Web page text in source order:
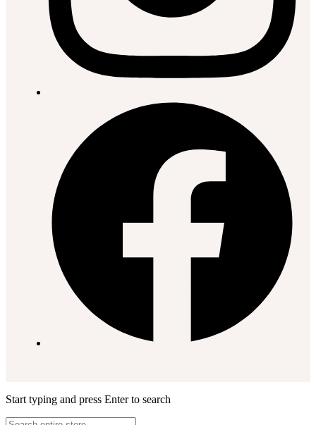
Start typing and press Enter to search